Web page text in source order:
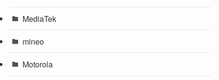
MediaTek
mineo
Motorola